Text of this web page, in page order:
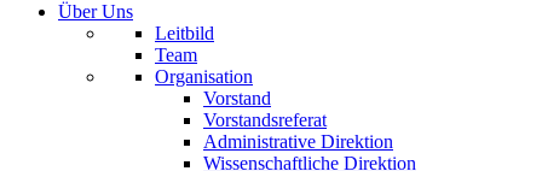
Über Uns
Leitbild
Team
Organisation
Vorstand
Vorstandsreferat
Administrative Direktion
Wissenschaftliche Direktion